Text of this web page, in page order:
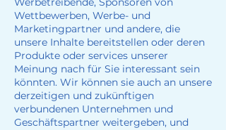
Wettbewerben, Werbe- und
Marketingpartner und andere, die
unsere Inhalte bereitstellen oder deren
Produkte oder services unserer
Meinung nach für Sie interessant sein
könnten. Wir können sie auch an unsere
derzeitigen und zukünftigen
verbundenen Unternehmen und
Geschäftspartner weitergeben, und